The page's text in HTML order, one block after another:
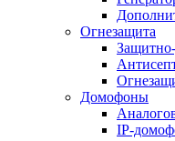
Огнезащита
Домофоны
IP-